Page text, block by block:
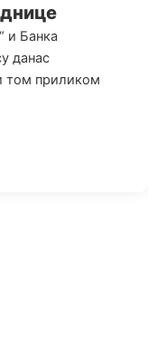
и Банка
данас
том приликом